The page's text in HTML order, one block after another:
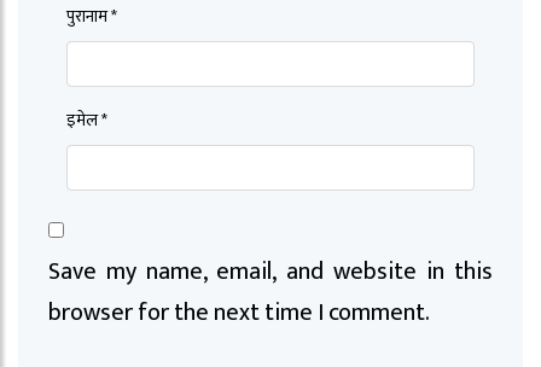
पुरानाम *
इमेल *
Save my name, email, and website in this
browser for the next time I comment.